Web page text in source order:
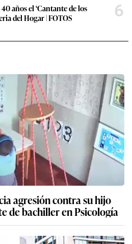
años el ‘Cantante de los
del Hogar | FOTOS
6
agresión contra su hijo
de bachiller en Psicología